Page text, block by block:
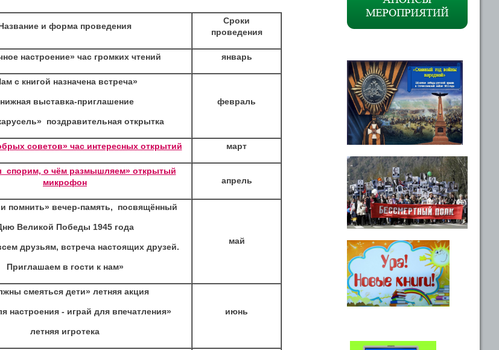
и форма проведения
Сроки
проведения
настроение» час громких чтений январь
с книгой назначена встреча»
выставка-приглашение
поздравительная открытка
февраль
советов» час интересных открытий март
о чём размышляем» открытый
микрофон
апрель
помнить» вечер-память, посвящённый
Великой Победы 1945 года
друзьям, встреча настоящих друзей.
Приглашаем в гости к нам»
май
смеяться дети» летняя акция
настроения - играй для впечатления»
летняя игротека
июнь